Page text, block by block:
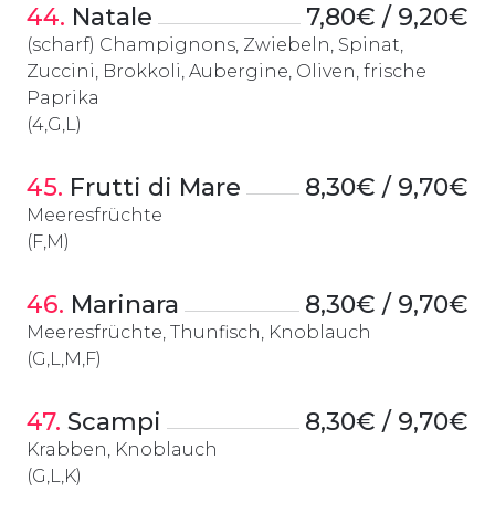
44. Natale 7,80€ / 9,20€
(scharf) Champignons, Zwiebeln, Spinat,
Zuccini, Brokkoli, Aubergine, Oliven, frische
Paprika
(4,G,L)
45. Frutti di Mare 8,30€ / 9,70€
Meeresfrüchte
(F,M)
46. Marinara 8,30€ / 9,70€
Meeresfrüchte, Thunfisch, Knoblauch
(G,L,M,F)
47. Scampi 8,30€ / 9,70€
Krabben, Knoblauch
(G,L,K)